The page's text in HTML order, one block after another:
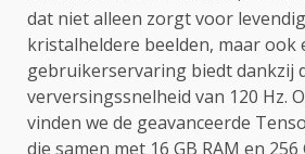
dat niet alleen zorgt voor
kristalheldere beelden, maar ook
gebruikerservaring biedt dankzij
verversingssnelheid van 120 Hz.
vinden we de geavanceerde
die samen met 16 GB RAM en